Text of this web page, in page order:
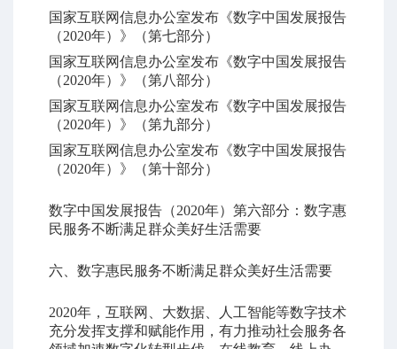
国家互联网信息办公室发布《数字中国发展报告
（2020年）》（第七部分）
国家互联网信息办公室发布《数字中国发展报告
（2020年）》（第八部分）
国家互联网信息办公室发布《数字中国发展报告
（2020年）》（第九部分）
国家互联网信息办公室发布《数字中国发展报告
（2020年）》（第十部分）
数字中国发展报告（2020年）第六部分：数字惠
民服务不断满足群众美好生活需要
六、数字惠民服务不断满足群众美好生活需要
2020年，互联网、大数据、人工智能等数字技术
充分发挥支撑和赋能作用，有力推动社会服务各